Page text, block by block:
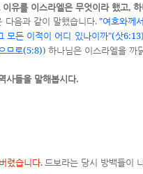
이유를 이스라엘은 무엇이라 했고,
다음과 같이 말했습니다."여호와께
모든 이적이 어디 있나이까"(삿6:13)
므로(5:8)) 하나님은 이스라엘을 까
사들을 말해봅시다.
렸습니다. 드보라는 당시 방백들이